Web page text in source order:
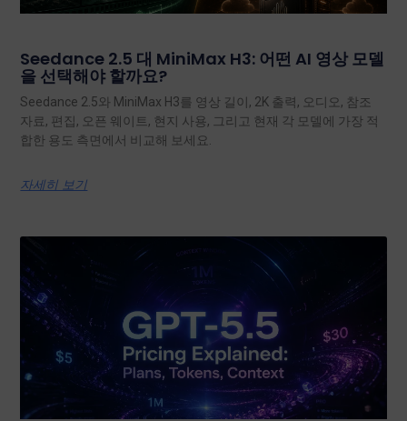
Seedance 2.5 대 MiniMax H3: 어떤 AI 영상 모델
을 선택해야 할까요?
Seedance 2.5와 MiniMax H3를 영상 길이, 2K 출력, 오디오, 참조
자료, 편집, 오픈 웨이트, 현지 사용, 그리고 현재 각 모델에 가장 적
합한 용도 측면에서 비교해 보세요.
자세히 보기